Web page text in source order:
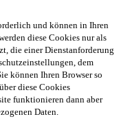
und können in Ihren
diese Cookies nur als
die einer Dienstanforderung
dem
können Ihren Browser so
diese Cookies
funktionieren dann aber
Daten.